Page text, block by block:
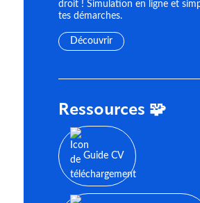
droit ! Simulation en ligne et
tes démarches.
Découvrir
Ressources 🧩
Guide CV